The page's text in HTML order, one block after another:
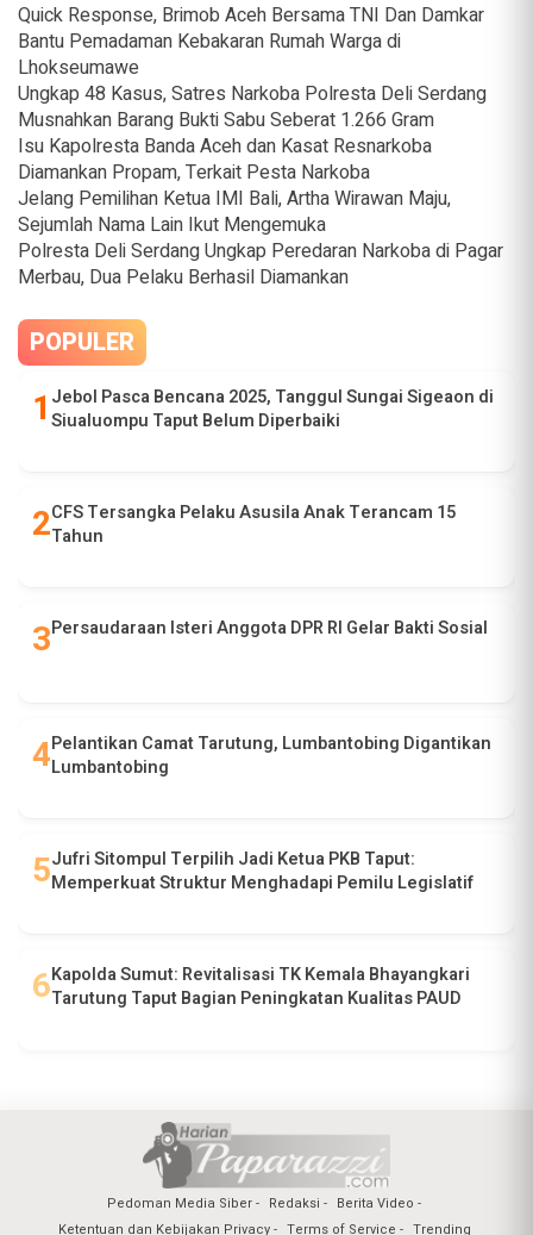
Quick Response, Brimob Aceh Bersama TNI Dan Damkar
Bantu Pemadaman Kebakaran Rumah Warga di
Lhokseumawe
Ungkap 48 Kasus, Satres Narkoba Polresta Deli Serdang
Musnahkan Barang Bukti Sabu Seberat 1.266 Gram
Isu Kapolresta Banda Aceh dan Kasat Resnarkoba
Diamankan Propam, Terkait Pesta Narkoba
Jelang Pemilihan Ketua IMI Bali, Artha Wirawan Maju,
Sejumlah Nama Lain Ikut Mengemuka
Polresta Deli Serdang Ungkap Peredaran Narkoba di Pagar
Merbau, Dua Pelaku Berhasil Diamankan
POPULER
Jebol Pasca Bencana 2025, Tanggul Sungai Sigeaon di
Siualuompu Taput Belum Diperbaiki
CFS Tersangka Pelaku Asusila Anak Terancam 15
Tahun
Persaudaraan Isteri Anggota DPR RI Gelar Bakti Sosial
Pelantikan Camat Tarutung, Lumbantobing Digantikan
Lumbantobing
Jufri Sitompul Terpilih Jadi Ketua PKB Taput:
Memperkuat Struktur Menghadapi Pemilu Legislatif
Kapolda Sumut: Revitalisasi TK Kemala Bhayangkari
Tarutung Taput Bagian Peningkatan Kualitas PAUD
Pedoman Media Siber Redaksi
Berita Video
Ketentuan dan Kebijakan Privacy
Terms of Service Trending